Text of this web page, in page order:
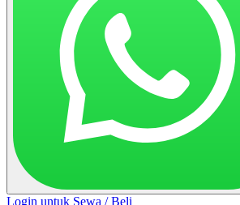
Login untuk Sewa / Beli